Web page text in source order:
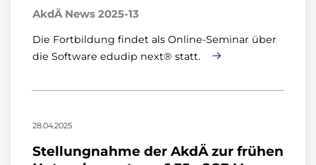
AkdÄ News 2025-13
Die Fortbildung findet als Online-Seminar über
die Software edudip next® statt.
28.04.2025
Stellungnahme der AkdÄ zur frühen